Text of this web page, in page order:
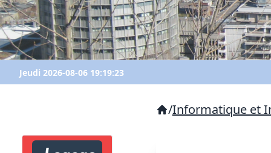
Jeudi 2026-08-06 19:19:23
/Informatique et